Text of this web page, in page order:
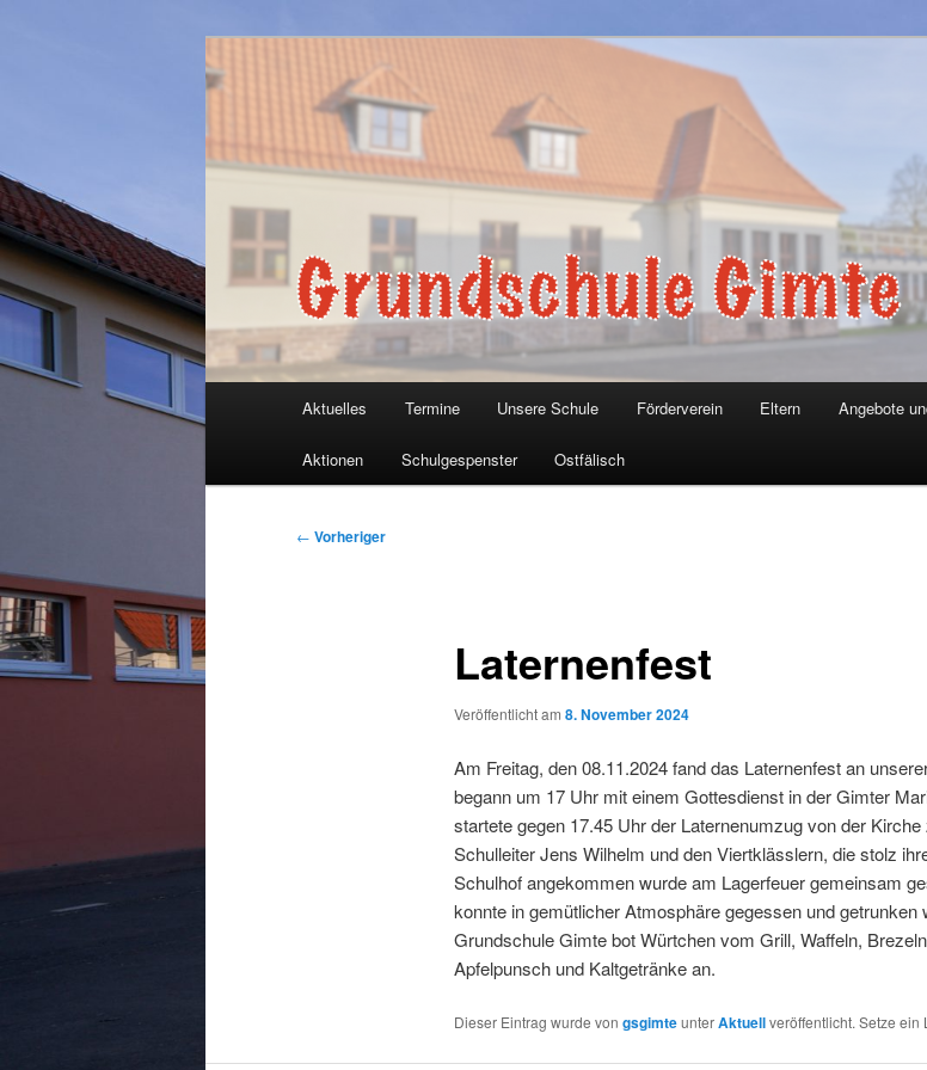
Grundschule Gimte
Aktuelles Termine Unsere Schule Förderverein Eltern Angebote
Aktionen Schulgespenster Ostfälisch
Beitragsnavigation
← Vorheriger
Laternenfest
Veröffentlicht am 8. November 2024
Am Freitag, den 08.11.2024 fand das Laternenfest an
begann um 17 Uhr mit einem Gottesdienst in der Gimter
startete gegen 17.45 Uhr der Laternenumzug von der
Schulleiter Jens Wilhelm und den Viertklässlern, die stolz
Schulhof angekommen wurde am Lagerfeuer gemeinsam
konnte in gemütlicher Atmosphäre gegessen und getrunken
Grundschule Gimte bot Würtchen vom Grill, Waffeln,
Apfelpunsch und Kaltgetränke an.
Dieser Eintrag wurde von gsgimteunterAktuellveröffentlicht. Setze ein